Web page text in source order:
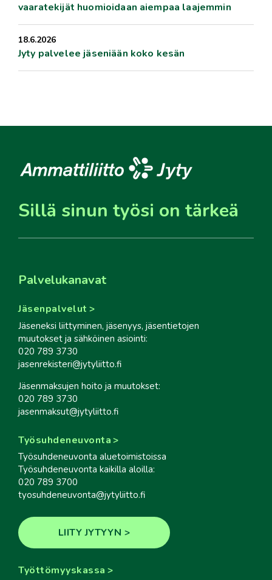
vaaratekijät huomioidaan aiempaa laajemmin
18.6.2026
Jyty palvelee jäseniään koko kesän
Sillä sinun työsi on tärkeä
Palvelukanavat
Jäsenpalvelut
Jäseneksi liittyminen, jäsenyys, jäsentietojen
muutokset ja sähköinen asiointi:
020 789 3730
jasenrekisteri@jytyliitto.fi
Jäsenmaksujen hoito ja muutokset:
020 789 3730
jasenmaksut@jytyliitto.fi
Työsuhdeneuvonta
Työsuhdeneuvonta aluetoimistoissa
Työsuhdeneuvonta kaikilla aloilla:
020 789 3700
tyosuhdeneuvonta@jytyliitto.fi
LIITY JYTYYN
Työttömyyskassa